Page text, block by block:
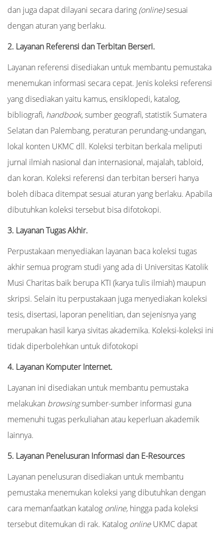
dan juga dapat dilayani secara daring (online)sesuai
dengan aturan yang berlaku.
2. Layanan Referensi dan Terbitan Berseri.
Layanan referensi disediakan untuk membantu pemustaka
menemukan informasi secara cepat. Jenis koleksi referensi
yang disediakan yaitu kamus, ensiklopedi, katalog,
bibliografi, handbook,sumber geografi, statistik Sumatera
Selatan dan Palembang, peraturan perundang-undangan,
lokal konten UKMC dll. Koleksi terbitan berkala meliputi
jurnal ilmiah nasional dan internasional, majalah, tabloid,
dan koran. Koleksi referensi dan terbitan berseri hanya
boleh dibaca ditempat sesuai aturan yang berlaku. Apabila
dibutuhkan koleksi tersebut bisa difotokopi.
3. Layanan Tugas Akhir.
Perpustakaan menyediakan layanan baca koleksi tugas
akhir semua program studi yang ada di Universitas Katolik
Musi Charitas baik berupa KTI (karya tulis ilmiah) maupun
skripsi. Selain itu perpustakaan juga menyediakan koleksi
tesis, disertasi, laporan penelitian, dan sejenisnya yang
merupakan hasil karya sivitas akademika. Koleksi-koleksi ini
tidak diperbolehkan untuk difotokopi
4. Layanan Komputer Internet.
Layanan ini disediakan untuk membantu pemustaka
melakukan browsingsumber-sumber informasi guna
memenuhi tugas perkuliahan atau keperluan akademik
lainnya.
5. Layanan Penelusuran Informasi dan E-Resources
Layanan penelusuran disediakan untuk membantu
pemustaka menemukan koleksi yang dibutuhkan dengan
cara memanfaatkan katalog online, hingga pada koleksi
tersebut ditemukan di rak. Katalog onlineUKMC dapat